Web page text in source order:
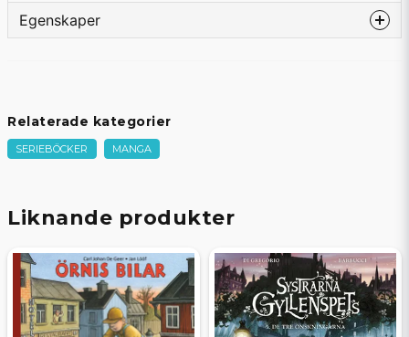
Egenskaper
Sidor
160
Relaterade kategorier
SERIEBÖCKER MANGA
Liknande produkter